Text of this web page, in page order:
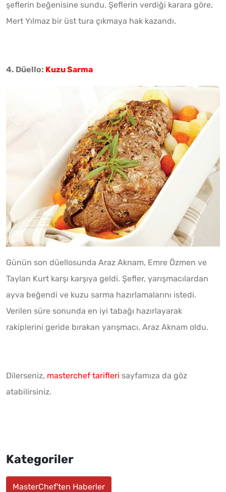
şeflerin beğenisine sundu. Şeflerin verdiği karara göre,
Mert Yılmaz bir üst tura çıkmaya hak kazandı.
4. Düello: Kuzu Sarma
Günün son düellosunda Araz Aknam, Emre Özmen ve
Taylan Kurt karşı karşıya geldi. Şefler, yarışmacılardan
ayva beğendi ve kuzu sarma hazırlamalarını istedi.
Verilen süre sonunda en iyi tabağı hazırlayarak
rakiplerini geride bırakan yarışmacı, Araz Aknam oldu.
Dilerseniz, masterchef tarifleri sayfamıza da göz
atabilirsiniz.
Kategoriler
MasterChef'ten Haberler